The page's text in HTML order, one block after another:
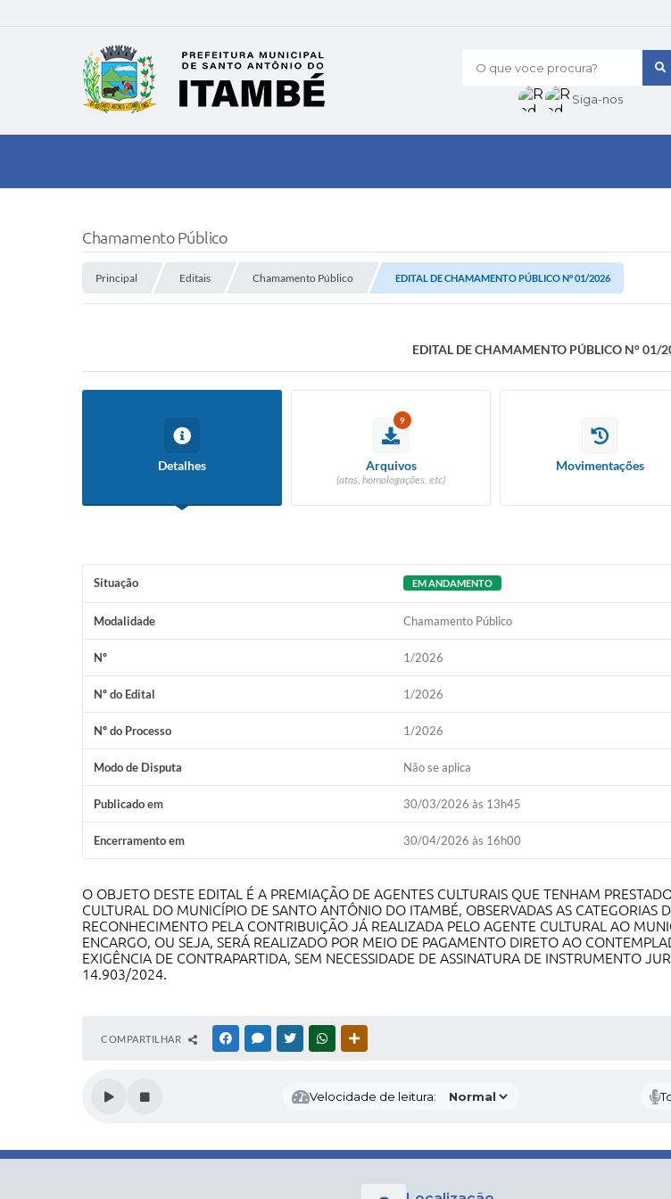
O que voce procura?
Siga-nos
Chamamento Público
Principal Editais Chamamento Público EDITAL DE CHAMAMENTO PÚBLICO N° 01/2026
EDITAL DE CHAMAMENTO PÚBLICO N° 01/
Detalhes
9
Arquivos
(atas, homologações, etc)
Movimentações
Situação EM ANDAMENTO
Modalidade Chamamento Público
Nº 1/2026
Nº do Edital 1/2026
Nº do Processo 1/2026
Modo de Disputa Não se aplica
Publicado em 30/03/2026 às 13h45
Encerramento em 30/04/2026 às 16h00
O OBJETO DESTE EDITAL É A PREMIAÇÃO DE AGENTES CULTURAIS QUE TENHAM
CULTURAL DO MUNICÍPIO DE SANTO ANTÔNIO DO ITAMBÉ, OBSERVADAS AS CATEGORIAS
RECONHECIMENTO PELA CONTRIBUIÇÃO JÁ REALIZADA PELO AGENTE CULTURAL AO
ENCARGO, OU SEJA, SERÁ REALIZADO POR MEIO DE PAGAMENTO DIRETO AO
EXIGÊNCIA DE CONTRAPARTIDA, SEM NECESSIDADE DE ASSINATURA DE INSTRUMENTO
14.903/2024.
COMPARTILHAR FACEBOOKMESSENGER
TWITTERWHATSAPP
Velocidade de leitura: